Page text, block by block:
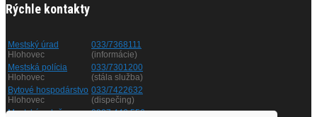
Rýchle kontakty
Mestský úrad
Hlohovec
033/7368111
(informácie)
Mestská polícia
Hlohovec
033/7301200
(stála služba)
Bytové hospodárstvo
Hlohovec
033/7422632
(dispečing)
Mestská zeleň
0907 446 556